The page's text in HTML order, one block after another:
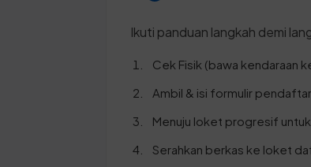
Ikuti panduan langkah demi
Cek Fisik (bawa kendaraan
Ambil & isi formulir
Menuju loket progresif
Serahkan berkas ke loket